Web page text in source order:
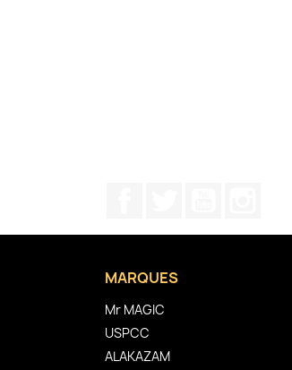
MARQUES
Mr MAGIC
USPCC
ALAKAZAM